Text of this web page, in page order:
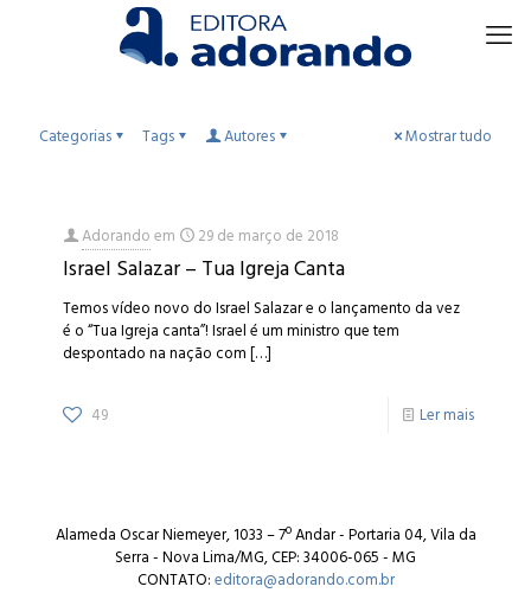
Categorias Tags Autores Mostrar tudo
Adorandoem 29 de março de 2018
Israel Salazar – Tua Igreja Canta
Temos vídeo novo do Israel Salazar e o lançamento da vez
é o “Tua Igreja canta”! Israel é um ministro que tem
despontado na nação com[…]
49 Ler mais
Alameda Oscar Niemeyer, 1033 – 7º Andar - Portaria 04, Vila da
Serra - Nova Lima/MG, CEP: 34006-065 - MG
CONTATO:editora@adorando.com.br